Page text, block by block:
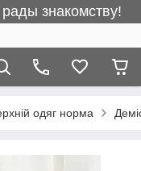
знакомству!
одяг норма